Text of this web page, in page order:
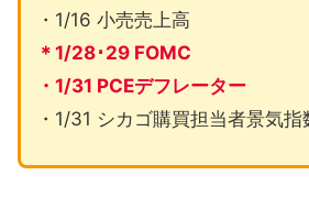
・1/16 小売売上高
＊1/28･29 FOMC
・1/31 PCEデフレーター
・1/31 シカゴ購買担当者景気指